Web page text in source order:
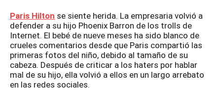
Paris Hilton se siente herida. La empresaria volvió a
defender a su hijo Phoenix Barron de los trolls de
Internet. El bebé de nueve meses ha sido blanco de
crueles comentarios desde que Paris compartió las
primeras fotos del niño, debido al tamaño de su
cabeza. Después de criticar a los haters por hablar
mal de su hijo, ella volvió a ellos en un largo arrebato
en las redes sociales.